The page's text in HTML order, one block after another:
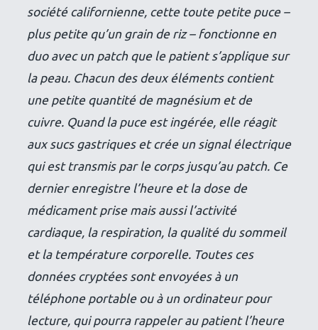
société californienne, cette toute petite puce –
plus petite qu’un grain de riz – fonctionne en
duo avec un patch que le patient s’applique sur
la peau. Chacun des deux éléments contient
une petite quantité de magnésium et de
cuivre. Quand la puce est ingérée, elle réagit
aux sucs gastriques et crée un signal électrique
qui est transmis par le corps jusqu’au patch. Ce
dernier enregistre l’heure et la dose de
médicament prise mais aussi l’activité
cardiaque, la respiration, la qualité du sommeil
et la température corporelle. Toutes ces
données cryptées sont envoyées à un
téléphone portable ou à un ordinateur pour
lecture, qui pourra rappeler au patient l’heure